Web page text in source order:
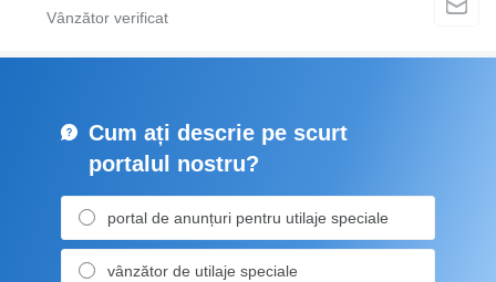
Cum ați descrie pe scurt
portalul nostru?
portal de anunțuri pentru utilaje speciale
vânzător de utilaje speciale